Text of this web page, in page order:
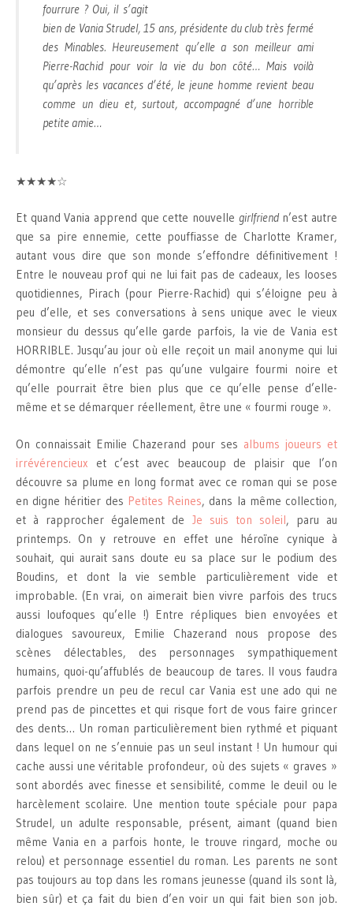
fourrure ? Oui, il s’agit
bien de Vania Strudel, 15 ans, présidente du club très fermé
des Minables. Heureusement qu’elle a son meilleur ami
Pierre-Rachid pour voir la vie du bon côté… Mais voilà
qu’après les vacances d’été, le jeune homme revient beau
comme un dieu et, surtout, accompagné d’une horrible
petite amie…
★★★★☆
Et quand Vania apprend que cette nouvelle girlfriendn’est autre
que sa pire ennemie, cette pouffiasse de Charlotte Kramer,
autant vous dire que son monde s’effondre définitivement !
Entre le nouveau prof qui ne lui fait pas de cadeaux, les looses
quotidiennes, Pirach (pour Pierre-Rachid) qui s’éloigne peu à
peu d’elle, et ses conversations à sens unique avec le vieux
monsieur du dessus qu’elle garde parfois, la vie de Vania est
HORRIBLE. Jusqu’au jour où elle reçoit un mail anonyme qui lui
démontre qu’elle n’est pas qu’une vulgaire fourmi noire et
qu’elle pourrait être bien plus que ce qu’elle pense d’elle-
même et se démarquer réellement, être une « fourmi rouge ».
On connaissait Emilie Chazerand pour ses albums joueurs et
irrévérencieux et c’est avec beaucoup de plaisir que l’on
découvre sa plume en long format avec ce roman qui se pose
en digne héritier des Petites Reines, dans la même collection,
et à rapprocher également de Je suis ton soleil, paru au
printemps. On y retrouve en effet une héroïne cynique à
souhait, qui aurait sans doute eu sa place sur le podium des
Boudins, et dont la vie semble particulièrement vide et
improbable. (En vrai, on aimerait bien vivre parfois des trucs
aussi loufoques qu’elle !) Entre répliques bien envoyées et
dialogues savoureux, Emilie Chazerand nous propose des
scènes délectables, des personnages sympathiquement
humains, quoi-qu’affublés de beaucoup de tares. Il vous faudra
parfois prendre un peu de recul car Vania est une ado qui ne
prend pas de pincettes et qui risque fort de vous faire grincer
des dents… Un roman particulièrement bien rythmé et piquant
dans lequel on ne s’ennuie pas un seul instant ! Un humour qui
cache aussi une véritable profondeur, où des sujets « graves »
sont abordés avec finesse et sensibilité, comme le deuil ou le
harcèlement scolaire. Une mention toute spéciale pour papa
Strudel, un adulte responsable, présent, aimant (quand bien
même Vania en a parfois honte, le trouve ringard, moche ou
relou) et personnage essentiel du roman. Les parents ne sont
pas toujours au top dans les romans jeunesse (quand ils sont là,
bien sûr) et ça fait du bien d’en voir un qui fait bien son job.